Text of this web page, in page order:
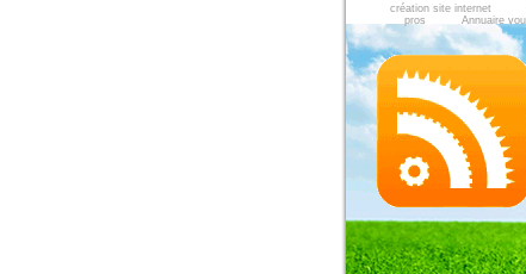
création site internet
pros
Annuaire